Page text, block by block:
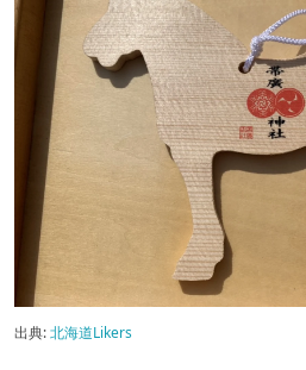
出典:北海道Likers